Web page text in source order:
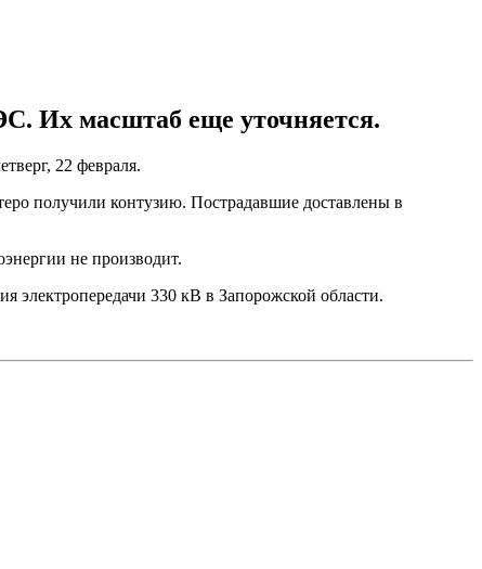
Их масштаб еще уточняется.
22 февраля.
получили контузию. Пострадавшие доставлены в
не производит.
электропередачи 330 кВ в Запорожской области.